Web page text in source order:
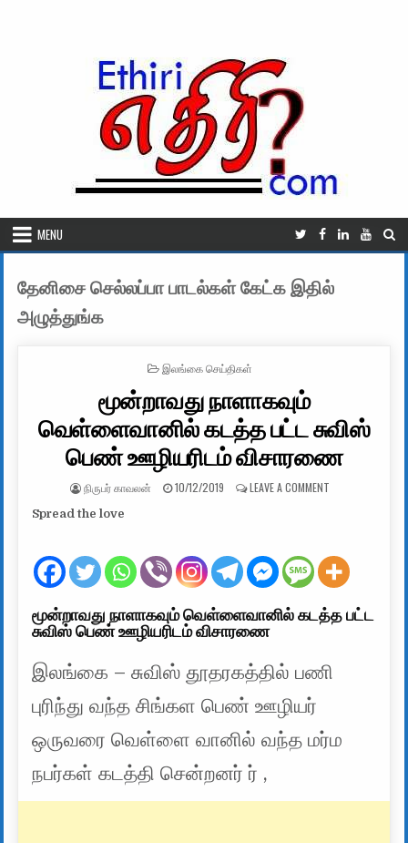
MENU
தேனிசை செல்லப்பா பாடல்கள் கேட்க இதில்
அழுத்துங்க
POSTED IN
இலங்கை செய்திகள்
மூன்றாவது நாளாகவும்
வெள்ளைவானில் கடத்த பட்ட சுவிஸ்
பெண் ஊழியரிடம் விசாரணை
AUTHOR:
நிருபர் காவலன் PUBLISHED DATE:
10/12/2019 LEAVE A COMMENTON மூன்றாவது
Spread the love
மூன்றாவது நாளாகவும் வெள்ளைவானில் கடத்த பட்ட
சுவிஸ் பெண் ஊழியரிடம் விசாரணை
இலங்கை – சுவிஸ் தூதரகத்தில் பணி
புரிந்து வந்த சிங்கள பெண் ஊழியர்
ஒருவரை வெள்ளை வானில் வந்த மர்ம
நபர்கள் கடத்தி சென்றனர் ர் ,